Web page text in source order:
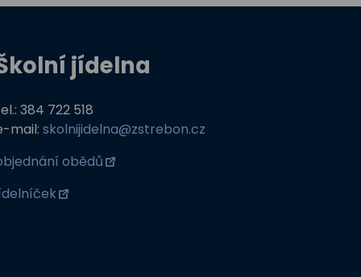
jídelna
384 722 518
mail:skolnijidelna@zstrebon.cz
obědů